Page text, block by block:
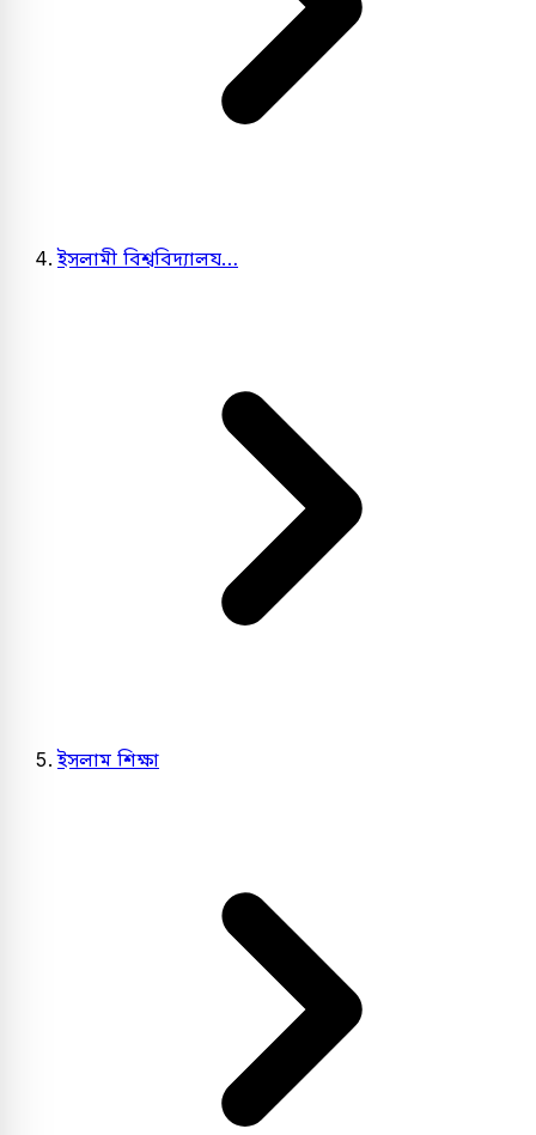
ইসলামী বিশ্ববিদ্যালয…
ইসলাম শিক্ষা